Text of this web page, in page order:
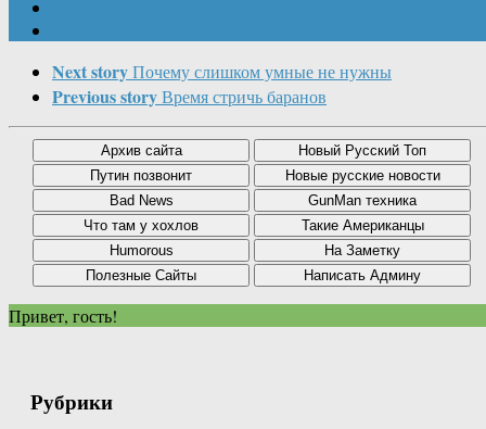
Next storyПочему слишком умные не нужны
Previous storyВремя стричь баранов
Привет, гость!
Рубрики